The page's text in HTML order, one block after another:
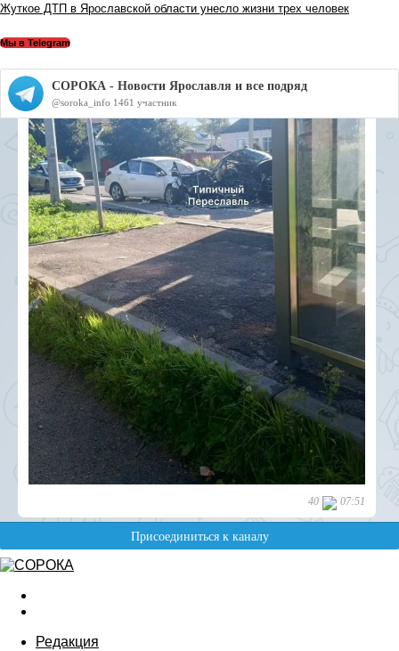
Жуткое ДТП в Ярославской области унесло жизни трех человек
Мы в Telegram
Редакция